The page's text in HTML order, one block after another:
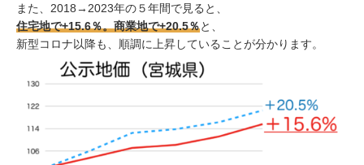
また、2018→2023年の５年間で見ると、
住宅地で+15.6％。商業地で+20.5％と、
新型コロナ以降も、順調に上昇していることが分かります。